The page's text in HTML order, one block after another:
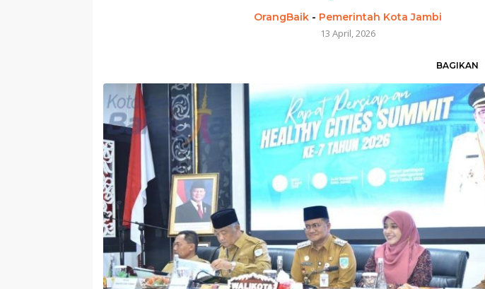
OrangBaik- Pemerintah Kota Jambi
13 April, 2026
Komentar
BAGIKAN